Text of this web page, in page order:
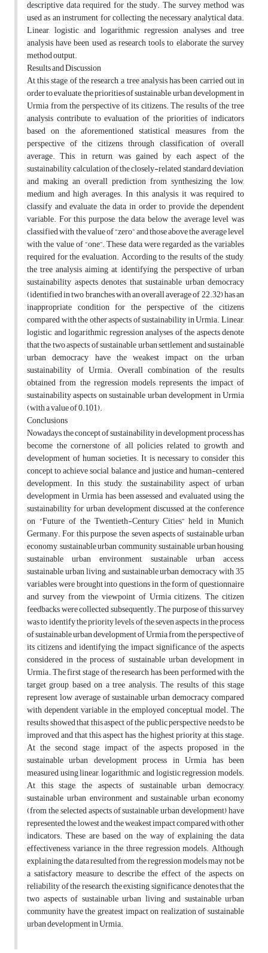
descriptive data required for the study. The survey method was
used as an instrument for collecting the necessary analytical data.
Linear, logistic, and logarithmic regression analyses and tree
analysis have been used as research tools to elaborate the survey
method output.
Results and Discussion
At this stage of the research, a tree analysis has been carried out in
order to evaluate the priorities of sustainable urban development in
Urmia from the perspective of its citizens. The results of the tree
analysis contribute to evaluation of the priorities of indicators
based on the aforementioned statistical measures from the
perspective of the citizens through classification of overall
average. This, in return, was gained by each aspect of the
sustainability, calculation of the closely-related standard deviation,
and making an overall prediction from synthesizing the low,
medium and high averages. In this analysis, it was required to
classify and evaluate the data in order to provide the dependent
variable. For this purpose, the data below the average level was
classified with the value of “zero” and those above the average level
with the value of “one”. These data were regarded as the variables
required for the evaluation. According to the results of the study,
the tree analysis aiming at identifying the perspective of urban
sustainability aspects denotes that sustainable urban democracy
(identified in two branches with an overall average of 22.32) has an
inappropriate condition for the perspective of the citizens
compared with the other aspects of sustainability in Urmia. Linear,
logistic, and logarithmic regression analyses of the aspects denote
that the two aspects of sustainable urban settlement and sustainable
urban democracy have the weakest impact on the urban
sustainability of Urmia. Overall combination of the results
obtained from the regression models represents the impact of
sustainability aspects on sustainable urban development in Urmia
(with a value of 0.101).
Conclusions
Nowadays, the concept of sustainability in development process has
become the cornerstone of all policies related to growth and
development of human societies. It is necessary to consider this
concept to achieve social balance and justice and human-centered
development. In this study, the sustainability aspect of urban
development in Urmia has been assessed and evaluated using the
sustainability for urban development discussed at the conference
on “Future of the Twentieth-Century Cities” held in Munich,
Germany. For this purpose, the seven aspects of sustainable urban
economy, sustainable urban community, sustainable urban housing,
sustainable urban environment, sustainable urban access,
sustainable urban living, and sustainable urban democracy with 35
variables were brought into questions in the form of questionnaire
and survey from the viewpoint of Urmia citizens. The citizen
feedbacks were collected subsequently. The purpose of this survey
was to identify the priority levels of the seven aspects in the process
of sustainable urban development of Urmia from the perspective of
its citizens and identifying the impact significance of the aspects
considered in the process of sustainable urban development in
Urmia. The first stage of the research has been performed with the
target group based on a tree analysis. The results of this stage
represent low average of sustainable urban democracy compared
with dependent variable in the employed conceptual model. The
results showed that this aspect of the public perspective needs to be
improved and that this aspect has the highest priority at this stage.
At the second stage, impact of the aspects proposed in the
sustainable urban development process in Urmia has been
measured using linear, logarithmic, and logistic regression models.
At this stage, the aspects of sustainable urban democracy,
sustainable urban environment and sustainable urban economy
(from the selected aspects of sustainable urban development) have
represented the lowest and the weakest impact compared with other
indicators. These are based on the way of explaining the data
effectiveness variance in the three regression models. Although,
explaining the data resulted from the regression models may not be
a satisfactory measure to describe the effect of the aspects on
reliability of the research, the existing significance denotes that the
two aspects of sustainable urban living and sustainable urban
community have the greatest impact on realization of sustainable
urban development in Urmia.